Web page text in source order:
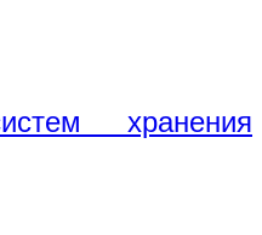
хранения